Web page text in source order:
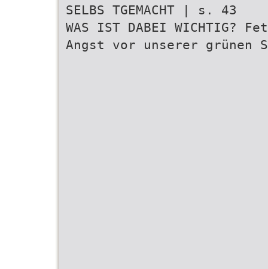
SELBS TGEMACHT | s. 43
WAS IST DABEI WICHTIG?
Angst vor unserer grünen